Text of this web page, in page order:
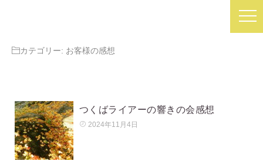
カテゴリー: お客様の感想
つくばライアーの響きの会感想
2024年11月4日